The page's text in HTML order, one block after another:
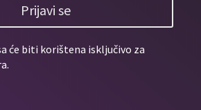
Prijavi se
će biti korištena isključivo za